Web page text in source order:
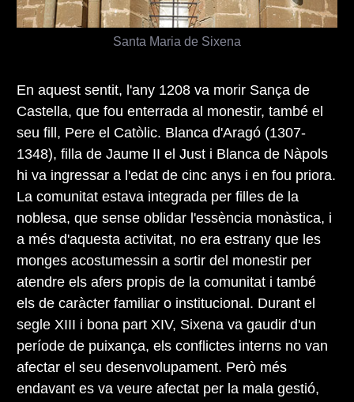
Santa Maria de Sixena
En aquest sentit, l'any 1208 va morir Sança de
Castella, que fou enterrada al monestir, també el
seu fill, Pere el Catòlic. Blanca d'Aragó (1307-
1348), filla de Jaume II el Just i Blanca de Nàpols
hi va ingressar a l'edat de cinc anys i en fou priora.
La comunitat estava integrada per filles de la
noblesa, que sense oblidar l'essència monàstica, i
a més d'aquesta activitat, no era estrany que les
monges acostumessin a sortir del monestir per
atendre els afers propis de la comunitat i també
els de caràcter familiar o institucional. Durant el
segle XIII i bona part XIV, Sixena va gaudir d'un
període de puixança, els conflictes interns no van
afectar el seu desenvolupament. Però més
endavant es va veure afectat per la mala gestió,